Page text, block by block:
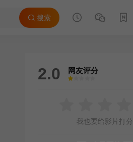
搜索
2.0 网友评分
很差
较差还行推荐
力荐
我也要给影片打分